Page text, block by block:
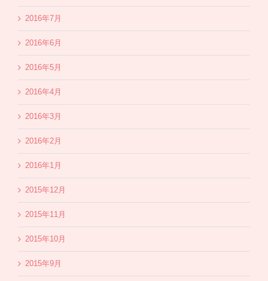
2016年7月
2016年6月
2016年5月
2016年4月
2016年3月
2016年2月
2016年1月
2015年12月
2015年11月
2015年10月
2015年9月